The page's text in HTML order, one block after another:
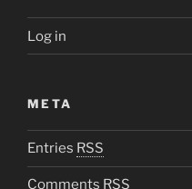
Log in
META
Entries RSS
Comments RSS